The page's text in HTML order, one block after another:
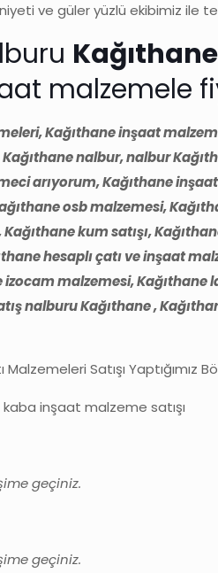
ve güler yüzlü ekibimiz ile
Kağıthane
malzemele
Kağıthane inşaat
nalbur, nalbur
arıyorum, Kağıthane
osb malzemesi,
kum satışı,
hesaplı çatı ve inşaat
malzemesi,
nalburu Kağıthane ,
Malzemeleri Satışı Yaptığımız
geçiniz.
geçiniz.